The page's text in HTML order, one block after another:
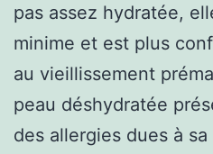
pas assez hydratée,
minime et est plus
au vieillissement
peau déshydratée
des allergies dues à